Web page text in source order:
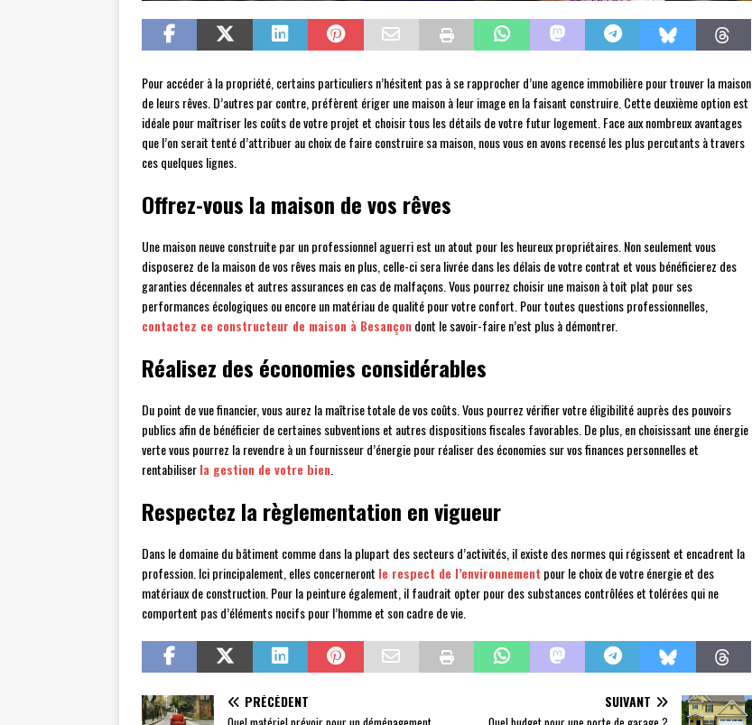
Pour accéder à la propriété, certains particuliers n’hésitent pas à se rapprocher d’une agence immobilière pour trouver la maison
de leurs rêves. D’autres par contre, préfèrent ériger une maison à leur image en la faisant construire. Cette deuxième option est
idéale pour maîtriser les coûts de votre projet et choisir tous les détails de votre futur logement. Face aux nombreux avantages
que l’on serait tenté d’attribuer au choix de faire construire sa maison, nous vous en avons recensé les plus percutants à travers
ces quelques lignes.
Offrez-vous la maison de vos rêves
Une maison neuve construite par un professionnel aguerri est un atout pour les heureux propriétaires. Non seulement vous
disposerez de la maison de vos rêves mais en plus, celle-ci sera livrée dans les délais de votre contrat et vous bénéficierez des
garanties décennales et autres assurances en cas de malfaçons. Vous pourrez choisir une maison à toit plat pour ses
performances écologiques ou encore un matériau de qualité pour votre confort. Pour toutes questions professionnelles,
contactez ce constructeur de maison à Besançon dont le savoir-faire n’est plus à démontrer.
Réalisez des économies considérables
Du point de vue financier, vous aurez la maîtrise totale de vos coûts. Vous pourrez vérifier votre éligibilité auprès des pouvoirs
publics afin de bénéficier de certaines subventions et autres dispositions fiscales favorables. De plus, en choisissant une énergie
verte vous pourrez la revendre à un fournisseur d’énergie pour réaliser des économies sur vos finances personnelles et
rentabiliserla gestion de votre bien.
Respectez la règlementation en vigueur
Dans le domaine du bâtiment comme dans la plupart des secteurs d’activités, il existe des normes qui régissent et encadrent la
profession. Ici principalement, elles concerneront le respect de l’environnement pour le choix de votre énergie et des
matériaux de construction. Pour la peinture également, il faudrait opter pour des substances contrôlées et tolérées qui ne
comportent pas d’éléments nocifs pour l’homme et son cadre de vie.
PRÉCÉDENT SUIVANT